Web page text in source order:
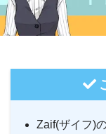
Zaif(ザイフ)